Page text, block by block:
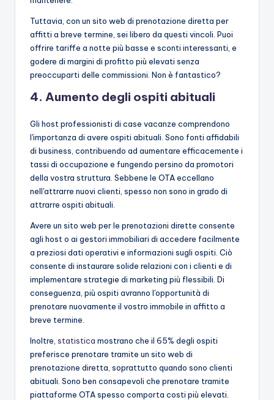
Tuttavia, con un sito web di prenotazione diretta per
affitti a breve termine, sei libero da questi vincoli. Puoi
offrire tariffe a notte più basse e sconti interessanti, e
godere di margini di profitto più elevati senza
preoccuparti delle commissioni. Non è fantastico?
4. Aumento degli ospiti abituali
Gli host professionisti di case vacanze comprendono
l'importanza di avere ospiti abituali. Sono fonti affidabili
di business, contribuendo ad aumentare efficacemente i
tassi di occupazione e fungendo persino da promotori
della vostra struttura. Sebbene le OTA eccellano
nell'attrarre nuovi clienti, spesso non sono in grado di
attrarre ospiti abituali.
Avere un sito web per le prenotazioni dirette consente
agli host o ai gestori immobiliari di accedere facilmente
a preziosi dati operativi e informazioni sugli ospiti. Ciò
consente di instaurare solide relazioni con i clienti e di
implementare strategie di marketing più flessibili. Di
conseguenza, più ospiti avranno l'opportunità di
prenotare nuovamente il vostro immobile in affitto a
breve termine.
Inoltre, statistica mostrano che il 65% degli ospiti
preferisce prenotare tramite un sito web di
prenotazione diretta, soprattutto quando sono clienti
abituali. Sono ben consapevoli che prenotare tramite
piattaforme OTA spesso comporta costi più elevati.